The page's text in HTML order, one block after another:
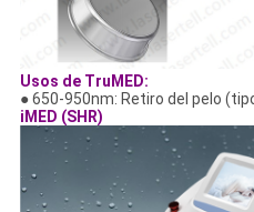
Usos de TruMED:
● 650-950nm: Retiro del pelo
iMED (SHR)